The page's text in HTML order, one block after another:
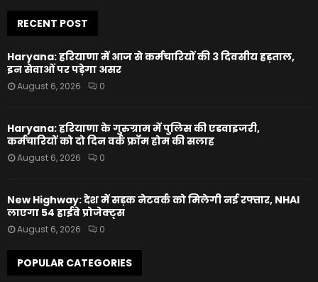
RECENT POST
Haryana: हरियाणा में आज से कर्मचारियों की 3 दिवसीय हड़ताल,
इन सेवाओं पर पड़ेगा असर
August 6, 2026 0
Haryana: हरियाणा के गुरुग्राम में पुलिस की एडवाइजरी,
कर्मचारियों को दो दिन वर्क फ्रॉम होम की सलाह
August 6, 2026 0
New Highway: देश में सड़क नेटवर्क को मिलेगी नई रफ्तार, NHAI
लाएगा 54 हाईवे प्रोजेक्ट्स
August 6, 2026 0
POPULAR CATEGORIES